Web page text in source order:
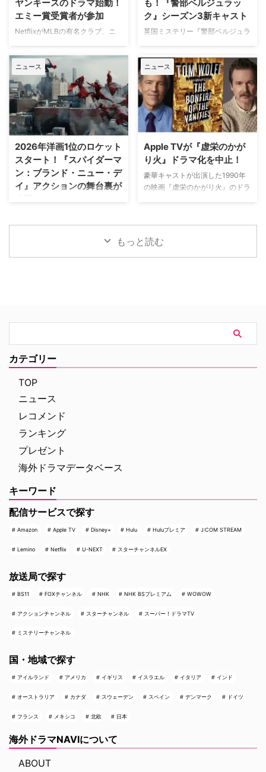
出身の保安官が山岳地帯の町で起
きる難事件に挑む全米大ヒット作
『ブルーリッジ 山岳捜査網』が
独占日本初放送。さらに、元特殊
部隊員の父親が娘を守るために大
自然を駆け巡るフランス発の話題
作『デビルズ・リープ～娘を守
れ！最強の親父』が一挙放送され
る。雄大な自然の中で繰り広 …
終シーズンの撮影で滞在していた
パリでの日常をファンに届けてい
た。しかし8月6日（木）早朝、
公開。「パリの最新情報だけど、
実はロンドンに戻っ …
ヤンキースのドラマ始動！
エミー賞受賞者が参加
NetflixがMLBの有名クラブ、ニ
した新作ドラマシリーズの開発を
進めている。米Varietyが報じ
た。 『オザークへようこそ』ジ
ェイソン・ベイトマンも関与
Netflixは、今年3月のMLB開幕戦
をライヴ配信したのを皮切りに、
7月のホームランダービーもリリ
ースするなど、MLBとの関係性
を深めている。この協力関係は
2028年まで続く予定だ。今月中
旬に行われるフィールド・オブ・
ドリームス（映画『フィールド・
も！『警部ベルジュラッ
ク』シーズン3新キャスト
英国ミステリー『警部ベルジュラ
ている。また、4人のキャストが
新たに加わることも明らかになっ
た。英BBCなど複数のメディアが
伝えている。 これまでで最も衝
撃的な事件に巻き込まれるベルジ
ュラック 1981年から1991年にか
けて英BBCで放送されたジョン・
『Bergerac（原題）』をリブー
トした本作。イギリス海峡に浮か
ぶジャージー島を舞台に、警部の
ジム・ベルジュラックが事件に挑
ニュース
2026年洋画1位のロケット
スタート！『スパイダーマ
ン：ブランド・ニュー・デ
イ』アクションの舞台裏が
マンの新たな物語を描く映画『ス
パイダーマン：ブランド・ニュ
ー・デイ』が大ヒット上映中だ。
の裏側を明かす特別映像が公開さ
録！ 映画史に残る快挙を達成 ソ
ニー・ピクチャーズ配給、トム・
ホランド演じるピーター・パーカ
ー＝スパイダーマンの新たなる物
ド・ニュー・デイ』が大ヒット …
ニュース
Apple TVが『虚栄のかが
り火』ドラマ化を中止！
豪華キャストが出演した1990年
の映画『虚栄のかがり火』のドラ
ず 原作は、1987年に出版された
トム・ウルフのベストセラー小説
ンハッタンと周辺の貧困な地区と
な名声を得た …
もっと読む
カテゴリー
TOP
ニュース
レコメンド
ランキング
プレゼント
海外ドラマデータベース
キーワード
配信サービスで探す
Amazon Apple TV Disney+ Hulu Huluプレミア J:COM STREAM
Lemino Netflix U-NEXT スターチャンネルEX
放送局で探す
BS11 FOXチャンネル NHK NHK BSプレミアム WOWOW
アクションチャンネル スターチャンネル スーパー！ドラマTV
ミステリーチャンネル
国・地域で探す
アイルランド アメリカ イギリス イスラエル イタリア インド
オーストラリア カナダ スウェーデン スペイン デンマーク ドイツ
フランス メキシコ 北欧 日本
海外ドラマNAVIについて
ABOUT